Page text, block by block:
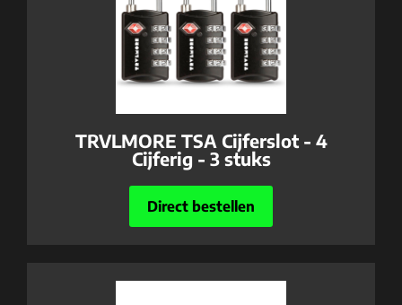
TRVLMORE TSA Cijferslot - 4
Cijferig - 3 stuks
Direct bestellen